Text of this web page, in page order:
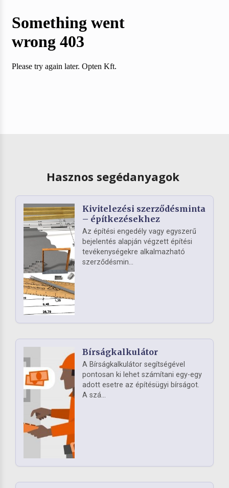
Hasznos segédanyagok
Kivitelezési szerződésminta
– építkezésekhez
Az építési engedély vagy egyszerű
bejelentés alapján végzett építési
tevékenységekre alkalmazható
szerződésmin...
Bírságkalkulátor
A Bírságkalkulátor segítségével
pontosan ki lehet számítani egy-egy
adott esetre az építésügyi bírságot.
A szá...